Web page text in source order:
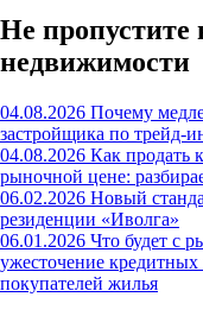
Не пропустите
недвижимости
04.08.2026 Почему
застройщика по трейд-
04.08.2026 Как продать
рыночной цене:
06.02.2026 Новый
резиденции «Иволга»
06.01.2026 Что будет с
ужесточение
покупателей жилья